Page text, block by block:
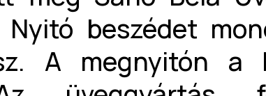
Nyitó beszédet
A megnyitón a